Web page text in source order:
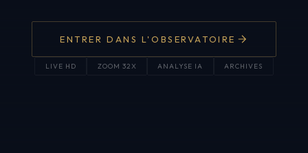
ENTRER DANS L'OBSERVATOIRE
LIVE HD ZOOM 32X ANALYSE IA ARCHIVES